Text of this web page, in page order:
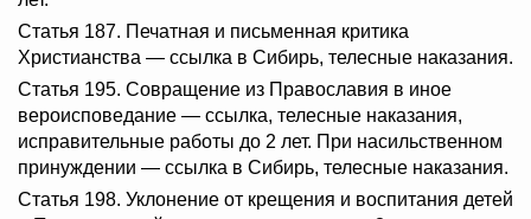
Статья 187. Печатная и письменная критика
Христианства — ссылка в Сибирь, телесные наказания.
Статья 195. Совращение из Православия в иное
вероисповедание — ссылка, телесные наказания,
исправительные работы до 2 лет. При насильственном
принуждении — ссылка в Сибирь, телесные наказания.
Статья 198. Уклонение от крещения и воспитания детей